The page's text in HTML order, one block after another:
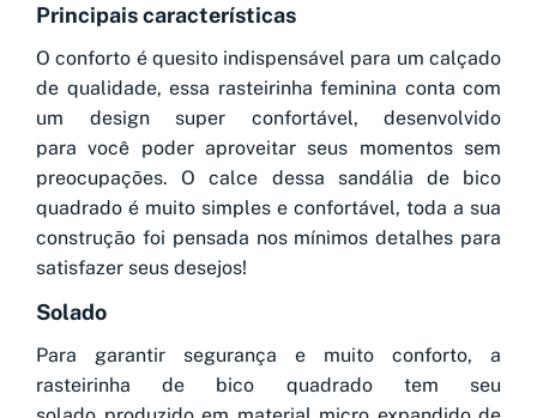
Principais características
O conforto é quesito indispensável para um calçado
de qualidade, essa rasteirinha feminina conta com
um design super confortável, desenvolvido
para você poder aproveitar seus momentos sem
preocupações. O calce dessa sandália de bico
quadrado é muito simples e confortável, toda a sua
construção foi pensada nos mínimos detalhes para
satisfazer seus desejos!
Solado
Para garantir segurança e muito conforto, a
rasteirinha de bico quadrado tem seu